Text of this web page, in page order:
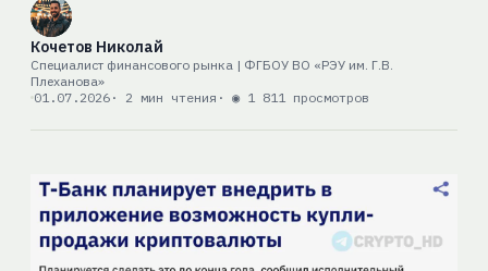
Кочетов Николай
Специалист финансового рынка | ФГБОУ ВО «РЭУ им. Г.В.
Плеханова»
01.07.2026· 2 мин чтения · ◉ 1 811 просмотров